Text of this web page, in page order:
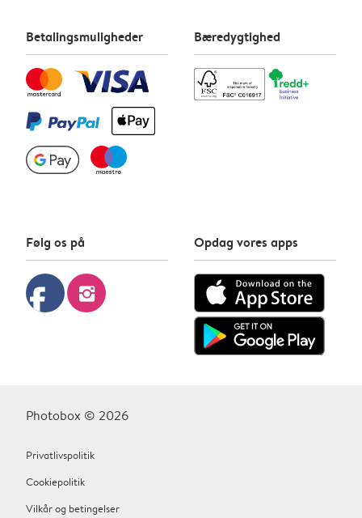
Betalingsmuligheder Bæredygtighed
Følg os på
facebook instagram
Opdag vores apps
Photobox © 2026
Privatlivspolitik
Cookiepolitik
Vilkår og betingelser